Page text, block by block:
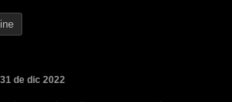
de dic 2022